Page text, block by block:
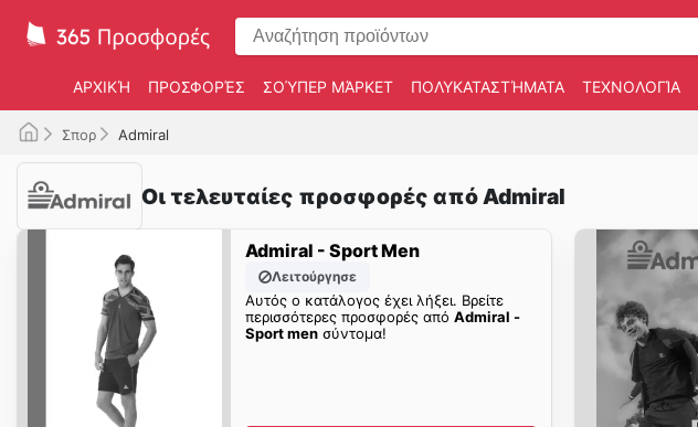
ΑΡΧΙΚΉ ΠΡΟΣΦΟΡΈΣ ΣΟΎΠΕΡ ΜΆΡΚΕΤ ΠΟΛΥΚΑΤΑΣΤΉΜΑΤΑ ΤΕΧΝΟΛΟΓΊΑ
Σπορ Admiral
Οι τελευταίες προσφορές από Admiral
Admiral - Sport Men
Λειτούργησε
Αυτός ο κατάλογος έχει λήξει. Βρείτε
περισσότερες προσφορές από Admiral -
Sport menσύντομα!